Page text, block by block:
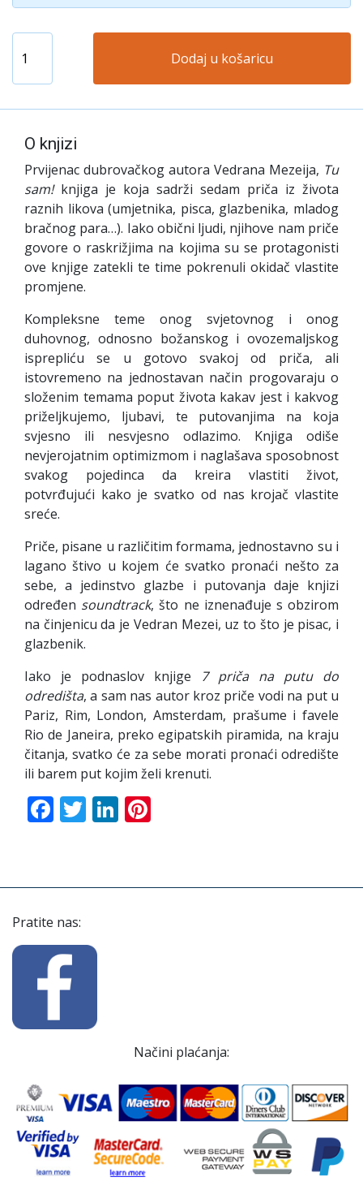
Dodaj u košaricu
O knjizi
Prvijenac dubrovačkog autora Vedrana Mezeija, Tu
sam!knjiga je koja sadrži sedam priča iz života
raznih likova (umjetnika, pisca, glazbenika, mladog
bračnog para…). Iako obični ljudi, njihove nam priče
govore o raskrižjima na kojima su se protagonisti
ove knjige zatekli te time pokrenuli okidač vlastite
promjene.
Kompleksne teme onog svjetovnog i onog
duhovnog, odnosno božanskog i ovozemaljskog
isprepliću se u gotovo svakoj od priča, ali
istovremeno na jednostavan način progovaraju o
složenim temama poput života kakav jest i kakvog
priželjkujemo, ljubavi, te putovanjima na koja
svjesno ili nesvjesno odlazimo. Knjiga odiše
nevjerojatnim optimizmom i naglašava sposobnost
svakog pojedinca da kreira vlastiti život,
potvrđujući kako je svatko od nas krojač vlastite
sreće.
Priče, pisane u različitim formama, jednostavno su i
lagano štivo u kojem će svatko pronaći nešto za
sebe, a jedinstvo glazbe i putovanja daje knjizi
određen soundtrack, što ne iznenađuje s obzirom
na činjenicu da je Vedran Mezei, uz to što je pisac, i
glazbenik.
Iako je podnaslov knjige 7 priča na putu do
odredišta, a sam nas autor kroz priče vodi na put u
Pariz, Rim, London, Amsterdam, prašume i favele
Rio de Janeira, preko egipatskih piramida, na kraju
čitanja, svatko će za sebe morati pronaći odredište
ili barem put kojim želi krenuti.
Facebook
TwitterLinkedIn
Pratite nas:
Načini plaćanja: